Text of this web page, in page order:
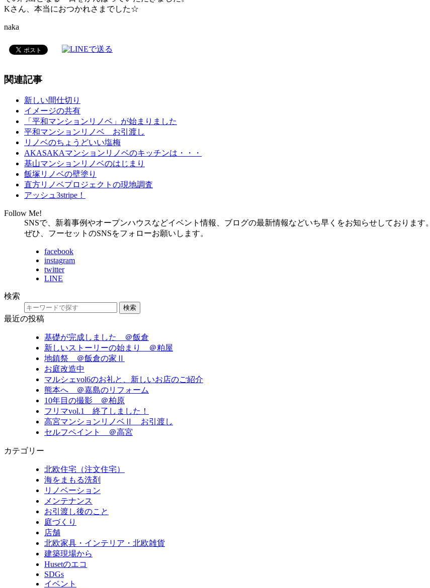
Kさん、本当におつかれさまでした☆
naka
関連記事
新しい間仕切り
イメージの共有
「平和マンションリノベ」が始まりました
平和マンションリノベ お引渡し
リノベのちょうどいい塩梅
AKASAKAマンションリノベのキッチンは・・・
基山マンションリノベのはじまり
飯塚リノベの壁塗り
直方リノベプロジェクトの現地調査
アッシュ3stripe！
Follow Me!
SNSで、新着事例やオープンハウスなどイベント情報、ブログの最新情報などいち早くをお知らせしております。
ぜひ、フーセットのSNSをフォローお願いします。
facebook
instagram
twitter
LINE
検索
検索
最近の投稿
基礎が完成しました ＠飯倉
新しいストーリーの始まり ＠粕屋
地鎮祭 ＠飯倉の家Ⅱ
お庭改造中
マルシェvol6のお礼と、新しいお店のご紹介
熊本へ ＠嘉島のリフォーム
10年目の撮影 ＠柏原
フリマvol.1 終了しました！
高宮マンションリノベⅡ お引渡し
セルフペイント ＠高宮
カテゴリー
北欧住宅（注文住宅）
海をまもる洗剤
リノベーション
メンテナンス
お引渡し後のこと
庭づくり
店舗
北欧家具・インテリア・北欧雑貨
建築現場から
Husetのエコ
SDGs
イベント